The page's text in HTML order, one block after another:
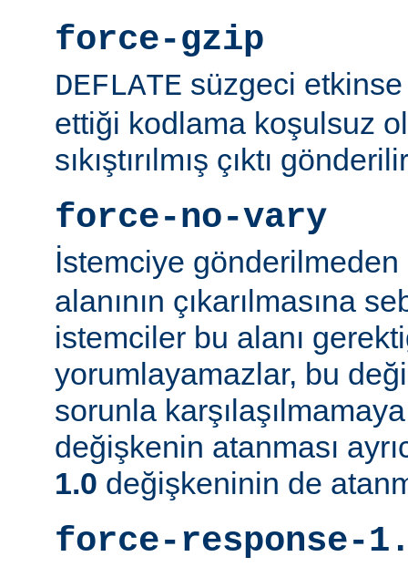
force-gzip
DEFLATE süzgeci etkinse
ettiği kodlama koşulsuz
sıkıştırılmış çıktı
force-no-vary
İstemciye
alanının çıkarılmasına
istemciler bu alanı
yorumlayamazlar, bu
sorunla karşılaşılmamaya
değişkenin atanması
1.0 değişkeninin de
force-response-